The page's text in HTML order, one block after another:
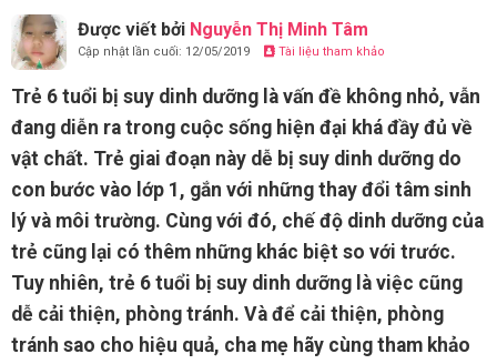
Được viết bởi Nguyễn Thị Minh Tâm
Cập nhật lần cuối: 12/05/2019 Tài liệu tham khảo
Trẻ 6 tuổi bị suy dinh dưỡng là vấn đề không nhỏ, vẫn
đang diễn ra trong cuộc sống hiện đại khá đầy đủ về
vật chất. Trẻ giai đoạn này dễ bị suy dinh dưỡng do
con bước vào lớp 1, gắn với những thay đổi tâm sinh
lý và môi trường. Cùng với đó, chế độ dinh dưỡng của
trẻ cũng lại có thêm những khác biệt so với trước.
Tuy nhiên, trẻ 6 tuổi bị suy dinh dưỡng là việc cũng
dễ cải thiện, phòng tránh. Và để cải thiện, phòng
tránh sao cho hiệu quả, cha mẹ hãy cùng tham khảo